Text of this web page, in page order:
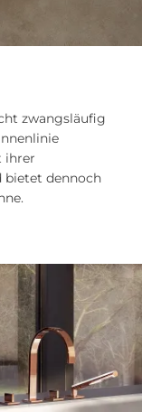
zwangsläufig
ihrer
bietet dennoch